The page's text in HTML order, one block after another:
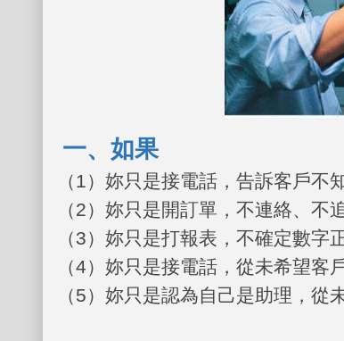
一、如果
（1）妳只是接電話，告訴客戶不
（2）妳只是開訂單，不連絡、不
（3）妳只是打報表，不確定數字
（4）妳只是接電話，從未希望客
（5）妳只是認為自己是助理，從